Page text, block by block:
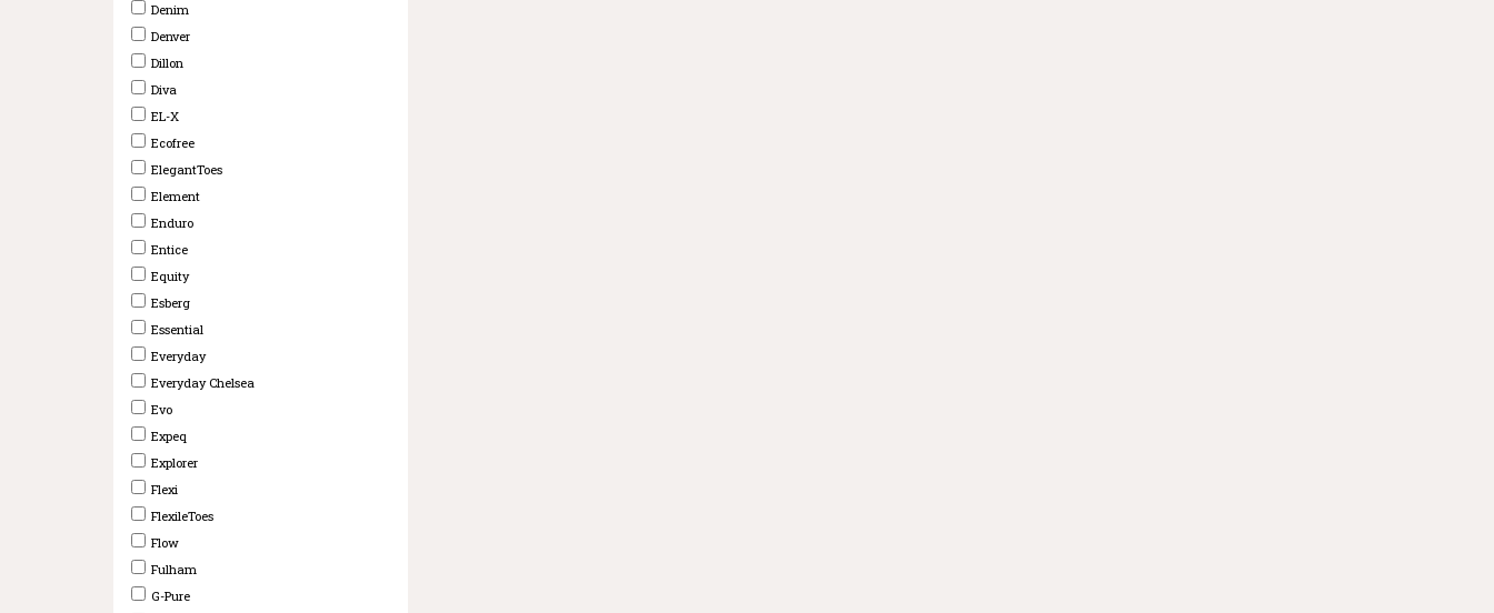
Denim
Denver
Dillon
Diva
EL-X
Ecofree
ElegantToes
Element
Enduro
Entice
Equity
Esberg
Essential
Everyday
Everyday Chelsea
Evo
Expeq
Explorer
Flexi
FlexileToes
Flow
Fulham
G-Pure